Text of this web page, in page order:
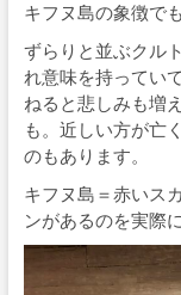
キフヌ島の象徴で
ずらりと並ぶクル
れ意味を持ってい
ねると悲しみも増
も。近しい方が亡
のもあります。
キフヌ島＝赤いス
ンがあるのを実際